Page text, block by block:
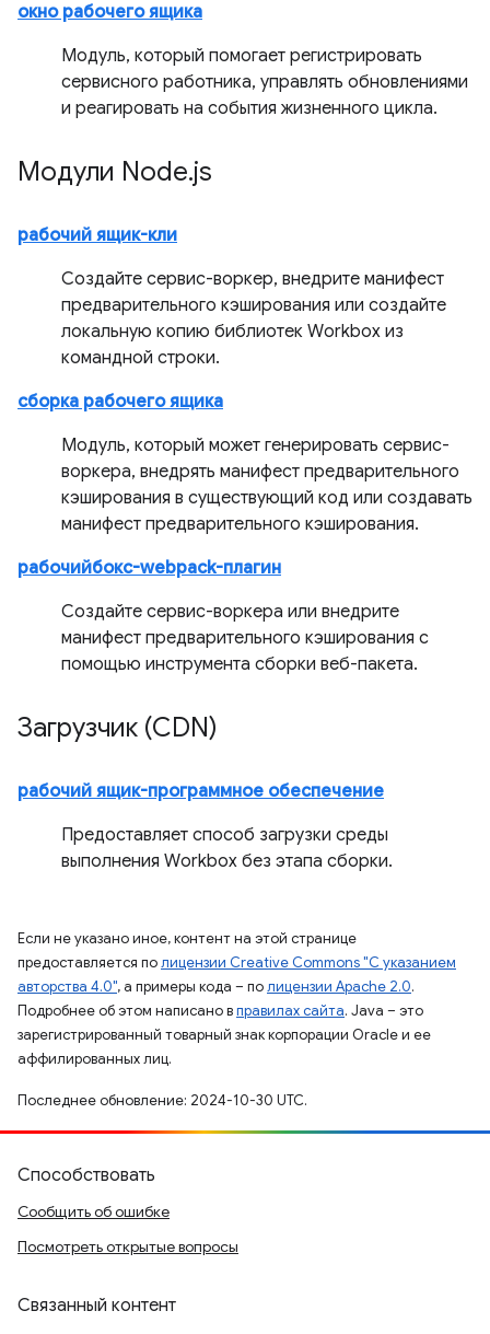
окно рабочего ящика
Модуль, который помогает регистрировать
сервисного работника, управлять обновлениями
и реагировать на события жизненного цикла.
Модули Node.js
рабочий ящик-кли
Создайте сервис-воркер, внедрите манифест
предварительного кэширования или создайте
локальную копию библиотек Workbox из
командной строки.
сборка рабочего ящика
Модуль, который может генерировать сервис-
воркера, внедрять манифест предварительного
кэширования в существующий код или создавать
манифест предварительного кэширования.
рабочийбокс-webpack-плагин
Создайте сервис-воркера или внедрите
манифест предварительного кэширования с
помощью инструмента сборки веб-пакета.
Загрузчик (CDN)
рабочий ящик-программное обеспечение
Предоставляет способ загрузки среды
выполнения Workbox без этапа сборки.
Если не указано иное, контент на этой странице
предоставляется полицензии Creative Commons "С указанием
авторства 4.0", а примеры кода – полицензии Apache 2.0.
Подробнее об этом написано вправилах сайта. Java – это
зарегистрированный товарный знак корпорации Oracle и ее
аффилированных лиц.
Последнее обновление: 2024-10-30 UTC.
Способствовать
Сообщить об ошибке
Посмотреть открытые вопросы
Связанный контент